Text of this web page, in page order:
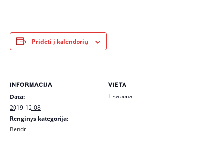
Pridėti į kalendorių
INFORMACIJA
Data:
2019-12-08
Renginys kategorija:
Bendri
VIETA
Lisabona